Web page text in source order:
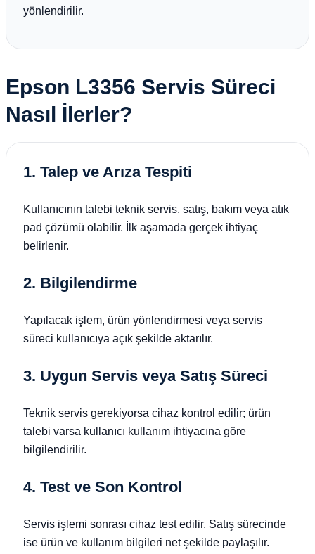
yönlendirilir.
Epson L3356 Servis Süreci
Nasıl İlerler?
1. Talep ve Arıza Tespiti
Kullanıcının talebi teknik servis, satış, bakım veya atık
pad çözümü olabilir. İlk aşamada gerçek ihtiyaç
belirlenir.
2. Bilgilendirme
Yapılacak işlem, ürün yönlendirmesi veya servis
süreci kullanıcıya açık şekilde aktarılır.
3. Uygun Servis veya Satış Süreci
Teknik servis gerekiyorsa cihaz kontrol edilir; ürün
talebi varsa kullanıcı kullanım ihtiyacına göre
bilgilendirilir.
4. Test ve Son Kontrol
Servis işlemi sonrası cihaz test edilir. Satış sürecinde
ise ürün ve kullanım bilgileri net şekilde paylaşılır.